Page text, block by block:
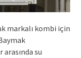
markalı kombi için
arasında su